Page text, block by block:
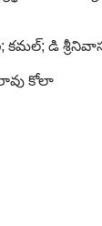
కమల్; డి
కోలా